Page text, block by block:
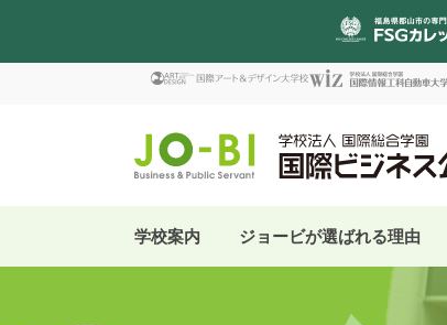
学校案内 ジョービが選ばれる理由